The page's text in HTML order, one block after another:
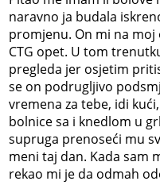
naravno ja budala
promjenu. On mi na moj
CTG opet. U tom
pregleda jer osjetim
se on podrugljivo
vremena za tebe, idi
bolnice sa i knedlom u
supruga prenoseći mu
meni taj dan. Kada sam
rekao mi je da odmah